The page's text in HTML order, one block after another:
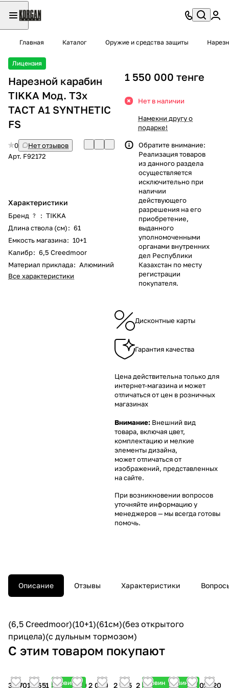
Главная Каталог Оружие и средства защиты
Лицензия
Нарезной карабин
TIKKA Мод. T3x
TACT A1 SYNTHETIC
FS
0
Нет отзывов
Арт. F92172
Характеристики
Бренд ? : TIKKA
Длина ствола (см): 61
Емкость магазина: 10+1
Калибр: 6,5 Creedmoor
Материал приклада: Алюминий
Все характеристики
1 550 000 тенге
Нет в наличии
Намекни другу о
подарке!
Обратите внимание:
Реализация товаров
из данного раздела
осуществляется
исключительно при
наличии
действующего
разрешения на его
приобретение,
выданного
уполномоченными
органами внутренних
дел Республики
Казахстан по месту
регистрации
покупателя.
Дисконтные карты
Гарантия качества
Цена действительна только для
интернет-магазина и может
отличаться от цен в розничных
магазинах
Внимание: Внешний вид
товара, включая цвет,
комплектацию и мелкие
элементы дизайна,
может отличаться от
изображений, представленных
на сайте.
При возникновении вопросов
уточняйте информацию у
менеджеров— мы всегда готовы
помочь.
Описание Отзывы Характеристики
(6,5 Creedmoor)(10+1)(61см)(без открытого
прицела)(с дульным тормозом)
С этим товаром покупают
3 6701 065
Новинка
1 385 1 810 2 060
2 185
Новинка
2 550
Новинка
1 760
1 8301 120